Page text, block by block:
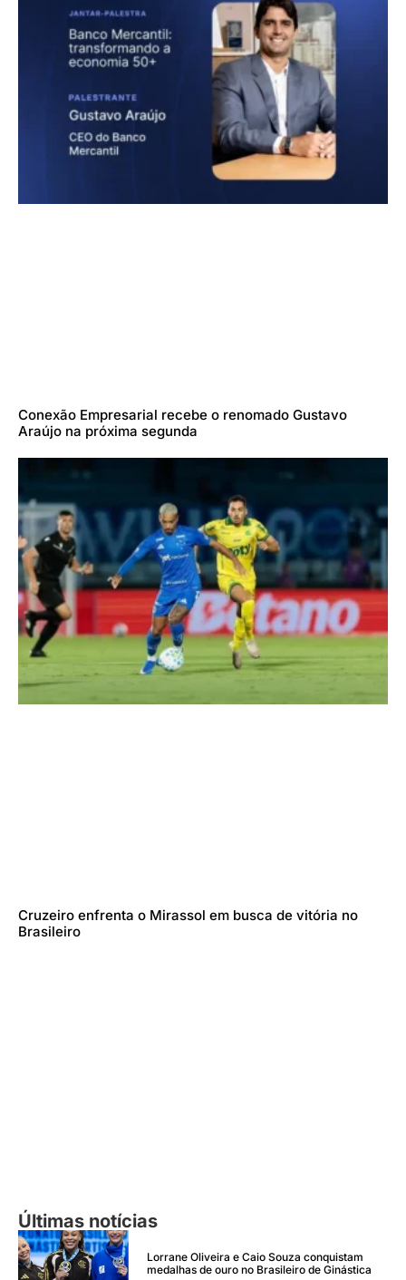
Conexão Empresarial recebe o renomado Gustavo
Araújo na próxima segunda
Cruzeiro enfrenta o Mirassol em busca de vitória no
Brasileiro
Últimas notícias
Lorrane Oliveira e Caio Souza conquistam
medalhas de ouro no Brasileiro de Ginástica